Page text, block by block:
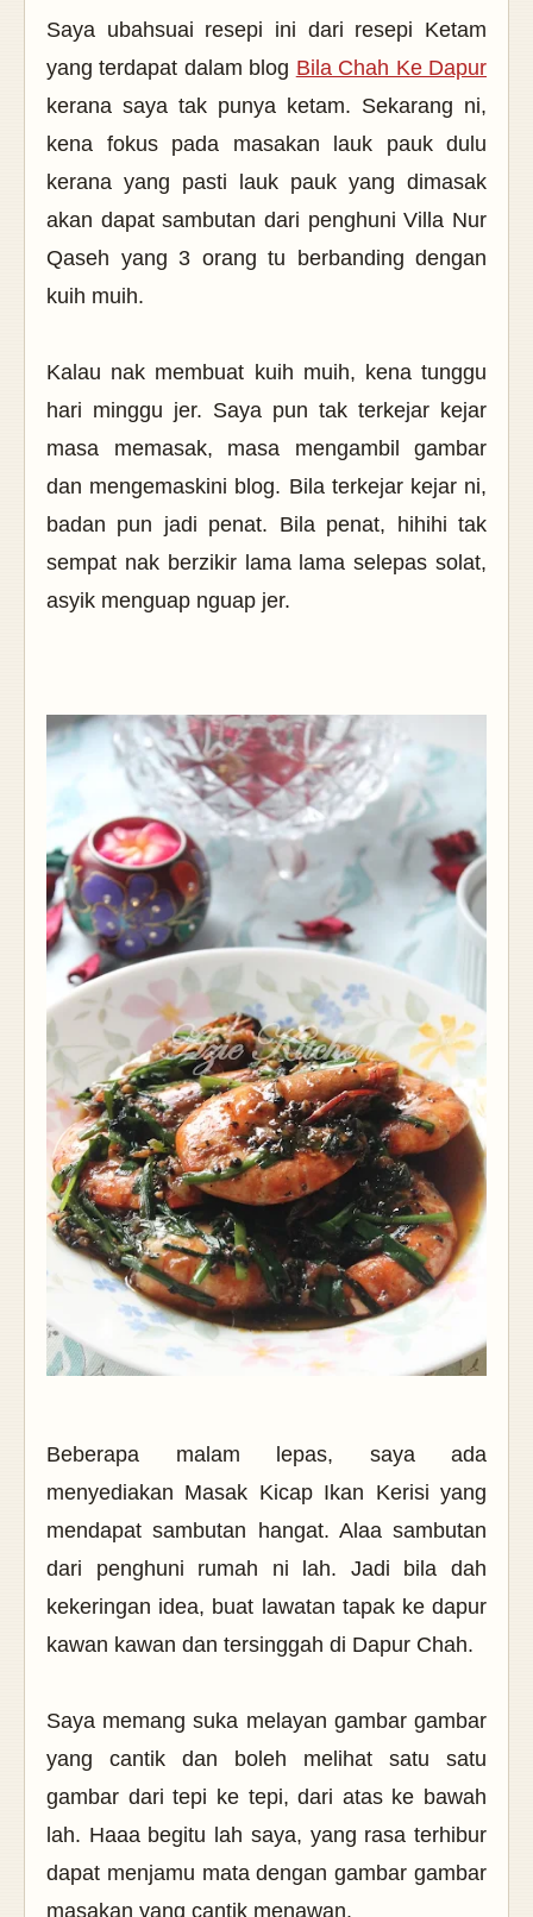
Saya ubahsuai resepi ini dari resepi Ketam
yang terdapat dalam blog Bila Chah Ke Dapur
kerana saya tak punya ketam. Sekarang ni,
kena fokus pada masakan lauk pauk dulu
kerana yang pasti lauk pauk yang dimasak
akan dapat sambutan dari penghuni Villa Nur
Qaseh yang 3 orang tu berbanding dengan
kuih muih.
Kalau nak membuat kuih muih, kena tunggu
hari minggu jer. Saya pun tak terkejar kejar
masa memasak, masa mengambil gambar
dan mengemaskini blog. Bila terkejar kejar ni,
badan pun jadi penat. Bila penat, hihihi tak
sempat nak berzikir lama lama selepas solat,
asyik menguap nguap jer.
Beberapa malam lepas, saya ada
menyediakan Masak Kicap Ikan Kerisi yang
mendapat sambutan hangat. Alaa sambutan
dari penghuni rumah ni lah. Jadi bila dah
kekeringan idea, buat lawatan tapak ke dapur
kawan kawan dan tersinggah di Dapur Chah.
Saya memang suka melayan gambar gambar
yang cantik dan boleh melihat satu satu
gambar dari tepi ke tepi, dari atas ke bawah
lah. Haaa begitu lah saya, yang rasa terhibur
dapat menjamu mata dengan gambar gambar
masakan yang cantik menawan.